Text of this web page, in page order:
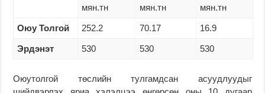
мян.тн
мян.тн
мян.тн
Оюу Толгой 252.2 70.17 16.9
Эрдэнэт 530 530 530
Оюутолгой төслийн тулгамдсан асуудлуудыг